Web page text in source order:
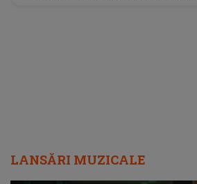
LANSĂRI MUZICALE